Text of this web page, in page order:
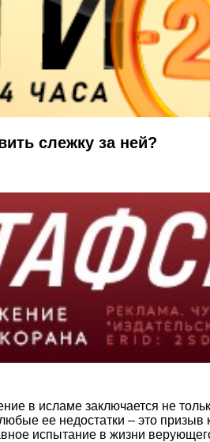
слежку за ней?
в исламе заключается не
ее недостатки – это призыв
испытание в жизни